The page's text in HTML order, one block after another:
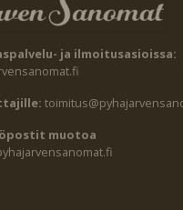
ja ilmoitusasioissa:
muotoa